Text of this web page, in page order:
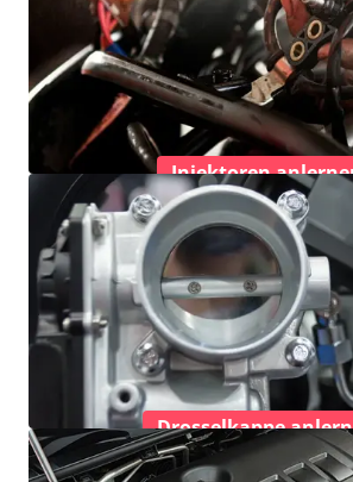
Injektoren
Drosselkappe